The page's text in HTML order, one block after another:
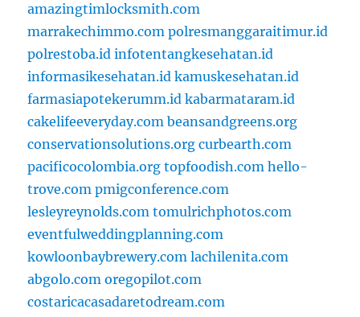
amazingtimlocksmith.com
marrakechimmo.com polresmanggaraitimur.id
polrestoba.id infotentangkesehatan.id
informasikesehatan.id kamuskesehatan.id
farmasiapotekerumm.id kabarmataram.id
cakelifeeveryday.com beansandgreens.org
conservationsolutions.org curbearth.com
pacificocolombia.org topfoodish.com hello-
trove.com pmigconference.com
lesleyreynolds.com tomulrichphotos.com
eventfulweddingplanning.com
kowloonbaybrewery.com lachilenita.com
abgolo.com oregopilot.com
costaricacasadaretodream.com